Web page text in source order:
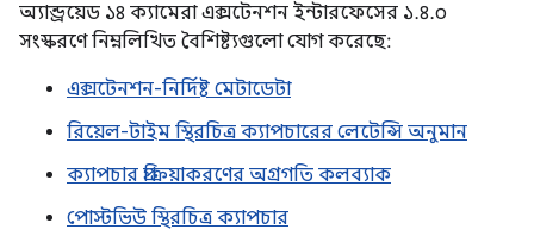
অ্যান্ড্রয়েড ১৪ ক্যামেরা এক্সটেনশন ইন্টারফেসের ১.৪.০
সংস্করণে নিম্নলিখিত বৈশিষ্ট্যগুলো যোগ করেছে:
এক্সটেনশন-নির্দিষ্ট মেটাডেটা
রিয়েল-টাইম স্থিরচিত্র ক্যাপচারের লেটেন্সি অনুমান
ক্যাপচার প্রক্রিয়াকরণের অগ্রগতি কলব্যাক
পোস্টভিউ স্থিরচিত্র ক্যাপচার